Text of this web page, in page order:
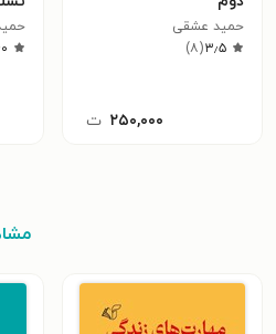
حمید عشقی
۳٫۵(۸)
۲۵۰,۰۰۰ ت